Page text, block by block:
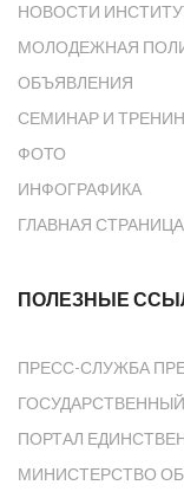
НОВОСТИ
МОЛОДЕЖНАЯ
ОБЪЯВЛЕНИЯ
СЕМИНАР И
ФОТО
ИНФОГРАФИКА
ГЛАВНАЯ СТРАНИЦА
ПОЛЕЗНЫЕ
ПРЕСС-СЛУЖБА
ПОРТАЛ
МИНИСТЕРСТВО